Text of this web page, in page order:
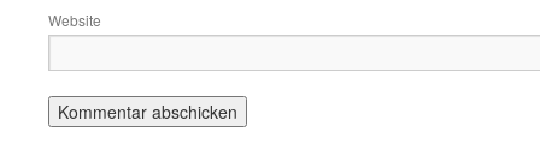
Website